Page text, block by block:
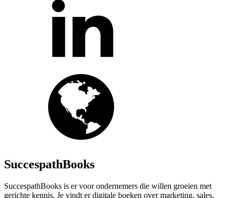
SuccespathBooks
SuccespathBooks is er voor ondernemers die willen groeien met
gerichte kennis. Je vindt er digitale boeken over marketing, sales,